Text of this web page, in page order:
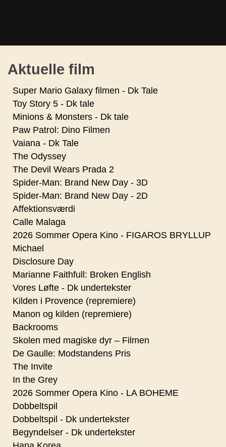
Aktuelle film
Super Mario Galaxy filmen - Dk Tale
Toy Story 5 - Dk tale
Minions & Monsters - Dk tale
Paw Patrol: Dino Filmen
Vaiana - Dk Tale
The Odyssey
The Devil Wears Prada 2
Spider-Man: Brand New Day - 3D
Spider-Man: Brand New Day - 2D
Affektionsværdi
Calle Malaga
2026 Sommer Opera Kino - FIGAROS BRYLLUP
Michael
Disclosure Day
Marianne Faithfull: Broken English
Vores Løfte - Dk undertekster
Kilden i Provence (repremiere)
Manon og kilden (repremiere)
Backrooms
Skolen med magiske dyr – Filmen
De Gaulle: Modstandens Pris
The Invite
In the Grey
2026 Sommer Opera Kino - LA BOHEME
Dobbeltspil
Dobbeltspil - Dk undertekster
Begyndelser - Dk undertekster